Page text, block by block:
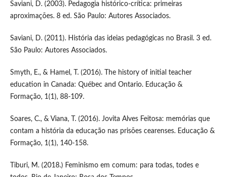
Saviani, D. (2003). Pedagogia histórico-crítica: primeiras
aproximações. 8 ed. São Paulo: Autores Associados.
Saviani, D. (2011). História das ideias pedagógicas no Brasil. 3 ed.
São Paulo: Autores Associados.
Smyth, E., & Hamel, T. (2016). The history of initial teacher
education in Canada: Québec and Ontario. Educação &
Formação, 1(1), 88-109.
Soares, C., & Viana, T. (2016). Jovita Alves Feitosa: memórias que
contam a história da educação nas prisões cearenses. Educação &
Formação, 1(1), 140-158.
Tiburi, M. (2018.) Feminismo em comum: para todas, todes e